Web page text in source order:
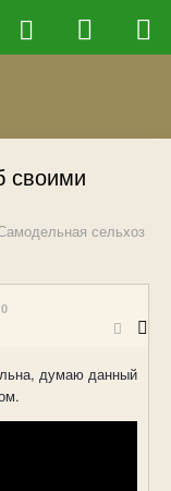
своими
сельхоз
0
думаю данный